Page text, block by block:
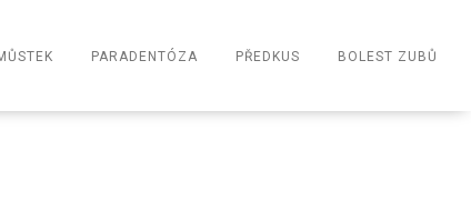
PARADENTÓZA PŘEDKUS BOLEST ZUBŮ